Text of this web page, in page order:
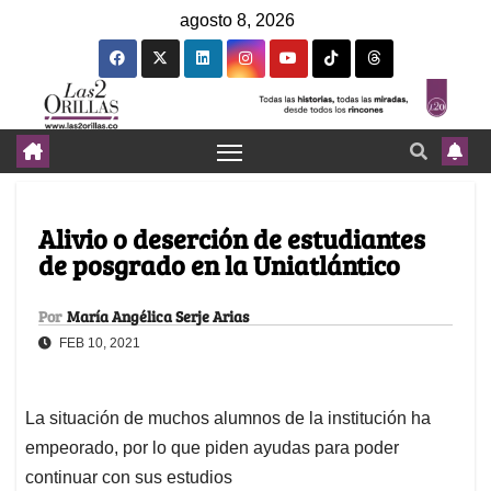
agosto 8, 2026
Alivio o deserción de estudiantes
de posgrado en la Uniatlántico
Por María Angélica Serje Arias
FEB 10, 2021
La situación de muchos alumnos de la institución ha
empeorado, por lo que piden ayudas para poder
continuar con sus estudios